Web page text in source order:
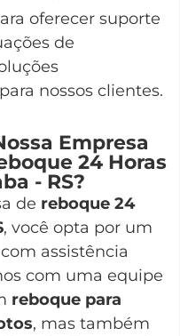
oferecer suporte
de
nossos clientes.
Empresa
24 Horas
- RS?
de reboque 24
, você opta por um
assistência
com uma equipe
reboque para
, mas também